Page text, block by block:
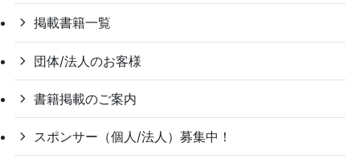
掲載書籍一覧
団体/法人のお客様
書籍掲載のご案内
スポンサー（個人/法人）募集中！